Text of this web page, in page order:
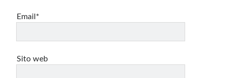
Email*
Sito web